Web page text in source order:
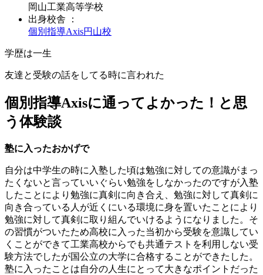
岡山工業高等学校
出身校舎 ：
個別指導Axis円山校
学歴は一生
友達と受験の話をしてる時に言われた
個別指導Axisに通ってよかった！と思
う体験談
塾に入ったおかげで
自分は中学生の時に入塾した頃は勉強に対しての意識がまっ
たくないと言っていいぐらい勉強をしなかったのですが入塾
したことにより勉強に真剣に向き合え、勉強に対して真剣に
向き合っている人が近くにいる環境に身を置いたことにより
勉強に対して真剣に取り組んでいけるようになりました。そ
の習慣がついたため高校に入った当初から受験を意識してい
くことができて工業高校からでも共通テストを利用しない受
験方法でしたが国公立の大学に合格することができたした。
塾に入ったことは自分の人生にとって大きなポイントだった